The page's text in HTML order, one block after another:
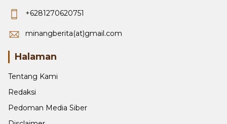
+6281270620751
minangberita(at)gmail.com
Halaman
Tentang Kami
Redaksi
Pedoman Media Siber